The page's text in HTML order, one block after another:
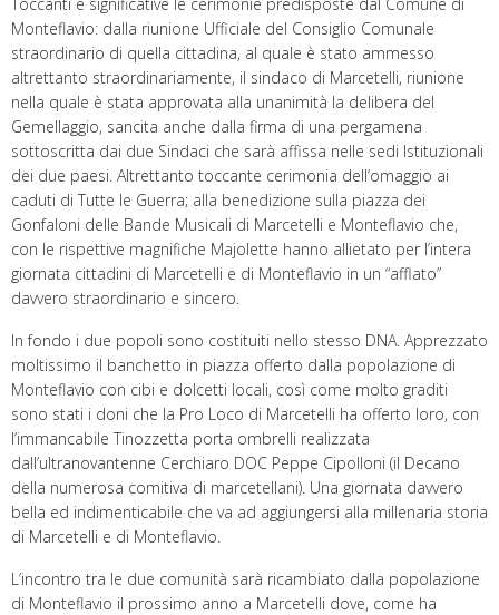
Monteflavio: dalla riunione Ufficiale del Consiglio Comunale
straordinario di quella cittadina, al quale è stato ammesso
altrettanto straordinariamente, il sindaco di Marcetelli, riunione
nella quale è stata approvata alla unanimità la delibera del
Gemellaggio, sancita anche dalla firma di una pergamena
sottoscritta dai due Sindaci che sarà affissa nelle sedi Istituzionali
dei due paesi. Altrettanto toccante cerimonia dell’omaggio ai
caduti di Tutte le Guerra; alla benedizione sulla piazza dei
Gonfaloni delle Bande Musicali di Marcetelli e Monteflavio che,
con le rispettive magnifiche Majolette hanno allietato per l’intera
giornata cittadini di Marcetelli e di Monteflavio in un “afflato”
davvero straordinario e sincero.
In fondo i due popoli sono costituiti nello stesso DNA. Apprezzato
moltissimo il banchetto in piazza offerto dalla popolazione di
Monteflavio con cibi e dolcetti locali, così come molto graditi
sono stati i doni che la Pro Loco di Marcetelli ha offerto loro, con
l’immancabile Tinozzetta porta ombrelli realizzata
dall’ultranovantenne Cerchiaro DOC Peppe Cipolloni (il Decano
della numerosa comitiva di marcetellani). Una giornata davvero
bella ed indimenticabile che va ad aggiungersi alla millenaria storia
di Marcetelli e di Monteflavio.
L’incontro tra le due comunità sarà ricambiato dalla popolazione
di Monteflavio il prossimo anno a Marcetelli dove, come ha